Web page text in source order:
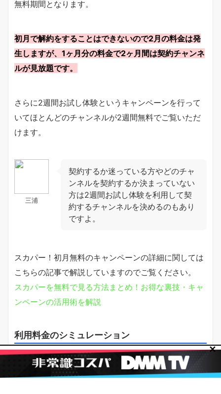
無料期間となります。
初月で解約をすることはできないので2月の料金は発
生しますが、1ヶ月分の料金で2ヶ月間は契約チャンネ
ルが見放題です。
さらに2週間お試し体験というキャンペーンを行って
いてほとんどのチャンネルが2週間無料でご覧いただ
けます。
三浦
契約するか迷っている方やどのチャ
ンネルを契約するか決まっていない
方は2週間お試し体験を利用して契
約するチャンネルを決めるのもあり
ですよ。
スカパー！初月無料のキャンペーンの詳細に関しては
こちらの記事で解説していますのでご覧ください。
スカパーを無料で見る方法まとめ！お得な裏技・キャ
ンペーンの活用術を解説
利用料金のシミュレーション
スカパー！の利用料金は、選択するプランやチャンネ
✕